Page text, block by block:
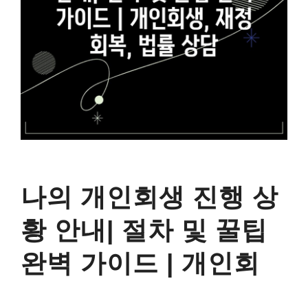
나의 개인회생 진행 상
황 안내| 절차 및 꿀팁
완벽 가이드 | 개인회